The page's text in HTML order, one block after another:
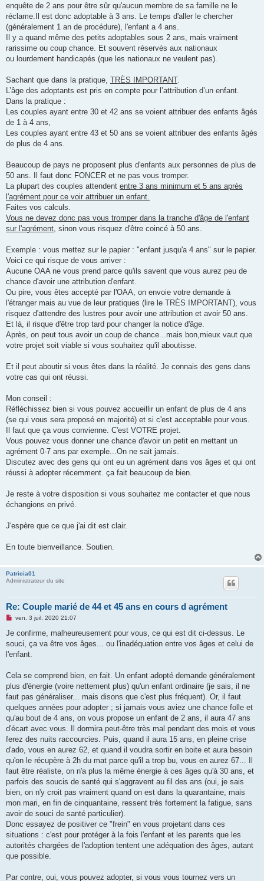
enquête de 2 ans pour être sûr qu'aucun membre de sa famille ne le
réclame.Il est donc adoptable à 3 ans. Le temps d'aller le chercher
(généralement 1 an de procédure), l'enfant a 4 ans.
Il y a quand même des petits adoptables sous 2 ans, mais vraiment
rarissime ou coup chance. Et souvent réservés aux nationaux
ou lourdement handicapés (que les nationaux ne veulent pas).
Sachant que dans la pratique, TRÈS IMPORTANT.
L’âge des adoptants est pris en compte pour l’attribution d’un enfant.
Dans la pratique :
Les couples ayant entre 30 et 42 ans se voient attribuer des enfants âgés
de 1 à 4 ans,
Les couples ayant entre 43 et 50 ans se voient attribuer des enfants âgés
de plus de 4 ans.
Beaucoup de pays ne proposent plus d'enfants aux personnes de plus de
50 ans. Il faut donc FONCER et ne pas vous tromper.
La plupart des couples attendent entre 3 ans minimum et 5 ans après
l'agrément pour ce voir attribuer un enfant.
Faites vos calculs.
Vous ne devez donc pas vous tromper dans la tranche d'âge de l'enfant
sur l'agrément , sinon vous risquez d'être coincé à 50 ans.
Exemple : vous mettez sur le papier : "enfant jusqu'a 4 ans" sur le papier.
Voici ce qui risque de vous arriver :
Aucune OAA ne vous prend parce qu'ils savent que vous aurez peu de
chance d'avoir une attribution d'enfant.
Ou pire, vous êtes accepté par l'OAA, on envoie votre demande à
l'étranger mais au vue de leur pratiques (lire le TRÈS IMPORTANT), vous
risquez d'attendre des lustres pour avoir une attribution et avoir 50 ans.
Et là, il risque d'être trop tard pour changer la notice d'âge.
Après, on peut tous avoir un coup de chance...mais bon,mieux vaut que
votre projet soit viable si vous souhaitez qu'il aboutisse.
Et il peut aboutir si vous êtes dans la réalité. Je connais des gens dans
votre cas qui ont réussi.
Mon conseil :
Réfléchissez bien si vous pouvez accueillir un enfant de plus de 4 ans
(se qui vous sera proposé en majorité) et si c'est acceptable pour vous.
Il faut que ça vous convienne. C'est VOTRE projet.
Vous pouvez vous donner une chance d'avoir un petit en mettant un
agrément 0-7 ans par exemple...On ne sait jamais.
Discutez avec des gens qui ont eu un agrément dans vos âges et qui ont
réussi à adopter récemment. ça fait beaucoup de bien.
Je reste à votre disposition si vous souhaitez me contacter et que nous
échangions en privé.
J'espère que ce que j'ai dit est clair.
En toute bienveillance. Soutien.
Patricia01
Administrateur du site
Re: Couple marié de 44 et 45 ans en cours d agrément
M
s
a
g
o
l
u
ven. 3 juil. 2020 21:07
Je confirme, malheureusement pour vous, ce qui est dit ci-dessus. Le
souci, ça va être vos âges... ou l'inadéquation entre vos âges et celui de
l'enfant.
Cela se comprend bien, en fait. Un enfant adopté demande généralement
plus d'énergie (voire nettement plus) qu'un enfant ordinaire (je sais, il ne
faut pas généraliser... mais disons que c'est plus fréquent). Or, il faut
quelques années pour adopter ; si jamais vous aviez une chance folle et
qu'au bout de 4 ans, on vous propose un enfant de 2 ans, il aura 47 ans
d'écart avec vous. Il dormira peut-être très mal pendant des mois et vous
ferez des nuits raccourcies. Puis, quand il aura 15 ans, en pleine crise
d'ado, vous en aurez 62, et quand il voudra sortir en boite et aura besoin
qu'on le récupère à 2h du mat parce qu'il a trop bu, vous en aurez 67... Il
faut être réaliste, on n'a plus la même énergie à ces âges qu'à 30 ans, et
parfois des soucis de santé qui s'aggravent au fil des ans (oui, je sais
bien, on n'y croit pas vraiment quand on est dans la quarantaine, mais
mon mari, en fin de cinquantaine, ressent très fortement la fatigue, sans
avoir de souci de santé particulier).
Donc essayez de positiver ce "frein" en vous projetant dans ces
situations : c'est pour protéger à la fois l'enfant et les parents que les
autorités chargées de l'adoption tentent une adéquation des âges, autant
que possible.
Par contre, oui, vous pouvez adopter, si vous vous tournez vers un